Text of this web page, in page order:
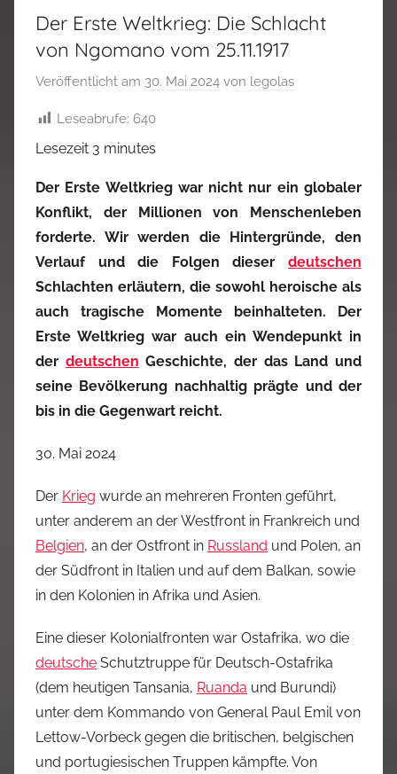
Der Erste Weltkrieg: Die Schlacht
von Ngomano vom 25.11.1917
Veröffentlicht am 30. Mai 2024 von legolas
Leseabrufe: 640
Lesezeit 3 minutes
Der Erste Weltkrieg war nicht nur ein globaler
Konflikt, der Millionen von Menschenleben
forderte. Wir werden die Hintergründe, den
Verlauf und die Folgen dieser deutschen
Schlachten erläutern, die sowohl heroische als
auch tragische Momente beinhalteten. Der
Erste Weltkrieg war auch ein Wendepunkt in
der deutschen Geschichte, der das Land und
seine Bevölkerung nachhaltig prägte und der
bis in die Gegenwart reicht.
30. Mai 2024
Der Krieg wurde an mehreren Fronten geführt,
unter anderem an der Westfront in Frankreich und
Belgien, an der Ostfront in Russland und Polen, an
der Südfront in Italien und auf dem Balkan, sowie
in den Kolonien in Afrika und Asien.
Eine dieser Kolonialfronten war Ostafrika, wo die
deutsche Schutztruppe für Deutsch-Ostafrika
(dem heutigen Tansania, Ruanda und Burundi)
unter dem Kommando von General Paul Emil von
Lettow-Vorbeck gegen die britischen, belgischen
und portugiesischen Truppen kämpfte. Von